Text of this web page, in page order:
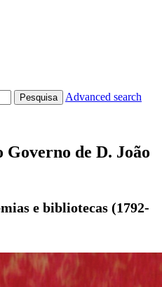
Pesquisa Advanced search
de D. João
e bibliotecas (1792-